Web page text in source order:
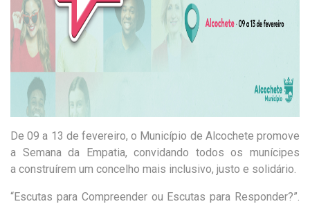
De 09 a 13 de fevereiro, o Município de Alcochete promove
a Semana da Empatia, convidando todos os munícipes
a construírem um concelho mais inclusivo, justo e solidário
“Escutas para Compreender ou Escutas para Responder?”